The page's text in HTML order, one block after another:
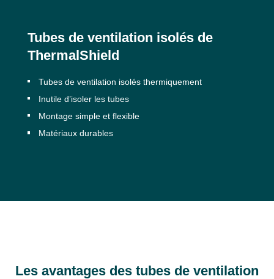
Tubes de ventilation isolés de
ThermalShield
Tubes de ventilation isolés thermiquement
Inutile d’isoler les tubes
Montage simple et flexible
Matériaux durables
Les avantages des tubes de ventilation